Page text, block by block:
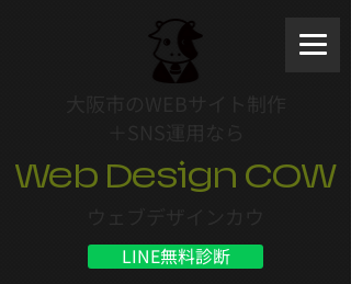
Web Design COW
LINE無料診断